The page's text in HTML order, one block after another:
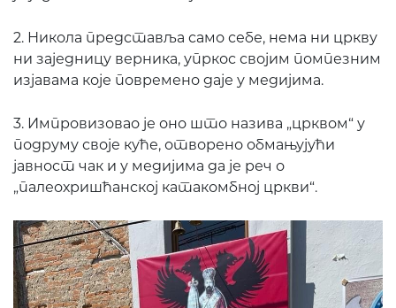
2. Никола представља само себе, нема ни цркву
ни заједницу верника, упркос својим помпезним
изјавама које повремено даје у медијима.
3. Импровизовао је оно што назива „црквом“ у
подруму своје куће, отворено обмањујући
јавност чак и у медијима да је реч о
„палеохришћанској катакомбној цркви“.